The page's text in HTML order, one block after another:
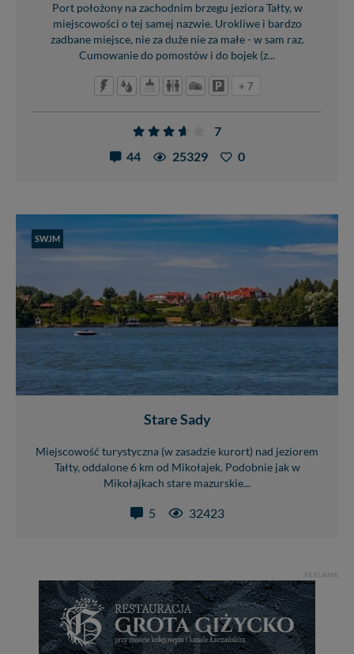
Port położony na zachodnim brzegu jeziora Tałty, w
miejscowości o tej samej nazwie. Urokliwe i bardzo
zadbane miejsce, nie za duże nie za małe - w sam raz.
Cumowanie do pomostów i do bojek (z...
+ 7
7
44
25329 0
SWJM
Stare Sady
Miejscowość turystyczna (w zasadzie kurort) nad jeziorem
Tałty, oddalone 6 km od Mikołajek. Podobnie jak w
Mikołajkach stare mazurskie...
5 32423
REKLAMA